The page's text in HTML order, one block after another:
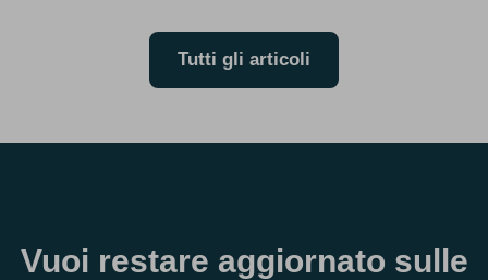
Tutti gli articoli
Vuoi restare aggiornato sulle